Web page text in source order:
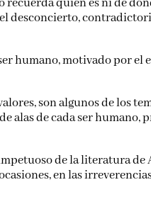
desconcierto,
humano, motivado por el
son algunos de los
de cada ser humano,
de la literatura de
en las